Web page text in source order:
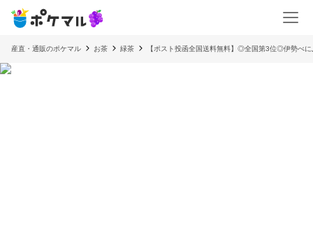
産直・通販のポケマル お茶 緑茶 【ポスト投函全国送料無料】◎全国第3位◎伊勢べ